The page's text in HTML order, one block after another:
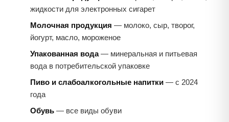
жидкости для электронных сигарет
Молочная продукция — молоко, сыр, творог,
йогурт, масло, мороженое
Упакованная вода— минеральная и питьевая
вода в потребительской упаковке
Пиво и слабоалкогольные напитки — с 2024
года
Обувь — все виды обуви